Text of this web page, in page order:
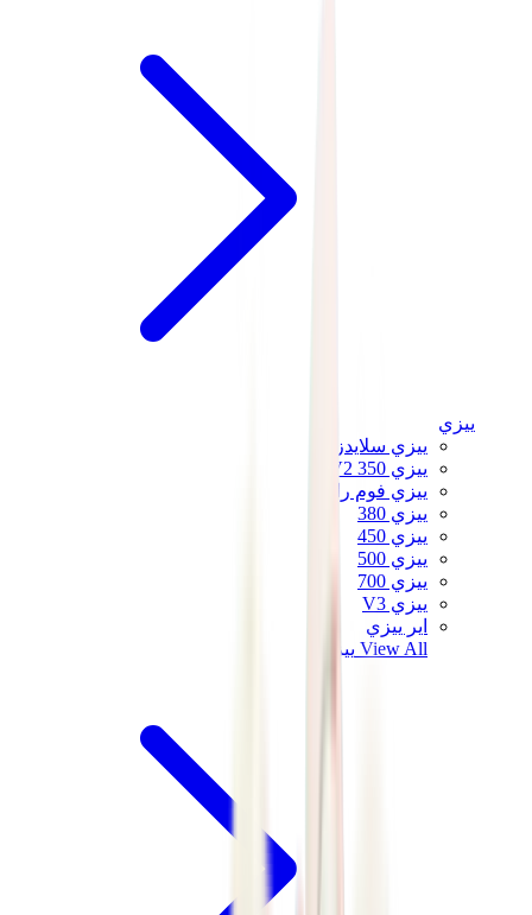
ييزي
ييزي سلايدز
ييزي 350 V2
ييزي فوم رانر
ييزي 380
ييزي 450
ييزي 500
ييزي 700
ييزي V3
اير ييزي
View All ييزي